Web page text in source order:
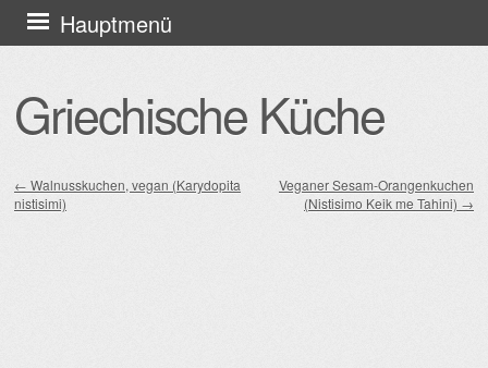
Griechische Küche
Hauptmenü
Zum
Inhalt
Beitragsnavigation
← Walnusskuchen, vegan (Karydopita
nistisimi)
Veganer Sesam-Orangenkuchen
(Nistisimo Keik me Tahini) →